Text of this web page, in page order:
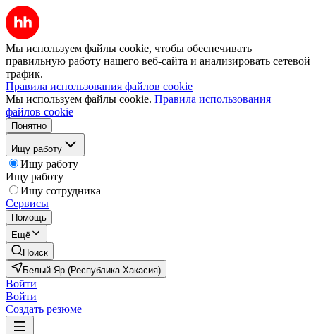
Мы используем файлы cookie, чтобы обеспечивать
правильную работу нашего веб-сайта и анализировать сетевой
трафик.
Правила использования файлов cookie
Мы используем файлы cookie. Правила использования
файлов cookie
Понятно
Ищу работу
Ищу работу
Ищу работу
Ищу сотрудника
Сервисы
Помощь
Ещё
Поиск
Белый Яр (Республика Хакасия)
Войти
Войти
Создать резюме